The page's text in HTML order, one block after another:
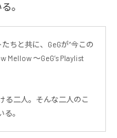
。
ちと共に、GeGが“今この
Mellow ～GeG’s Playlist
る二人。そんな二人のこ
。